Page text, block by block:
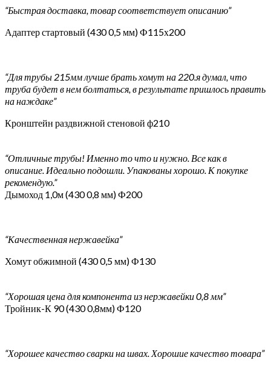
“Быстрая доставка, товар соответствует описанию”
Адаптер стартовый (430 0,5 мм) Ф115х200
“Для трубы 215мм лучше брать хомут на 220.я думал, что
труба будет в нем болтаться, в результате пришлось править
на наждаке”
Кронштейн раздвижной стеновой ф210
“Отличные трубы! Именно то что и нужно. Все как в
описание. Идеально подошли. Упакованы хорошо. К покупке
рекомендую.”
Дымоход 1,0м (430 0,8 мм) Ф200
“Качественная нержавейка”
Хомут обжимной (430 0,5 мм) Ф130
“Хорошая цена для компонента из нержавейки 0,8 мм”
Тройник-К 90 (430 0,8мм) Ф120
“Хорошее качество сварки на швах. Хорошие качество товара”